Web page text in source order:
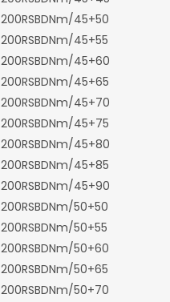
200RSBDNm/45+50
200RSBDNm/45+55
200RSBDNm/45+60
200RSBDNm/45+65
200RSBDNm/45+70
200RSBDNm/45+75
200RSBDNm/45+80
200RSBDNm/45+85
200RSBDNm/45+90
200RSBDNm/50+50
200RSBDNm/50+55
200RSBDNm/50+60
200RSBDNm/50+65
200RSBDNm/50+70